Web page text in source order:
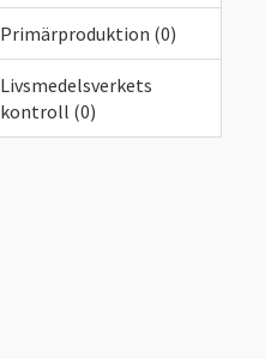
Primärproduktion (0)
Livsmedelsverkets
kontroll (0)